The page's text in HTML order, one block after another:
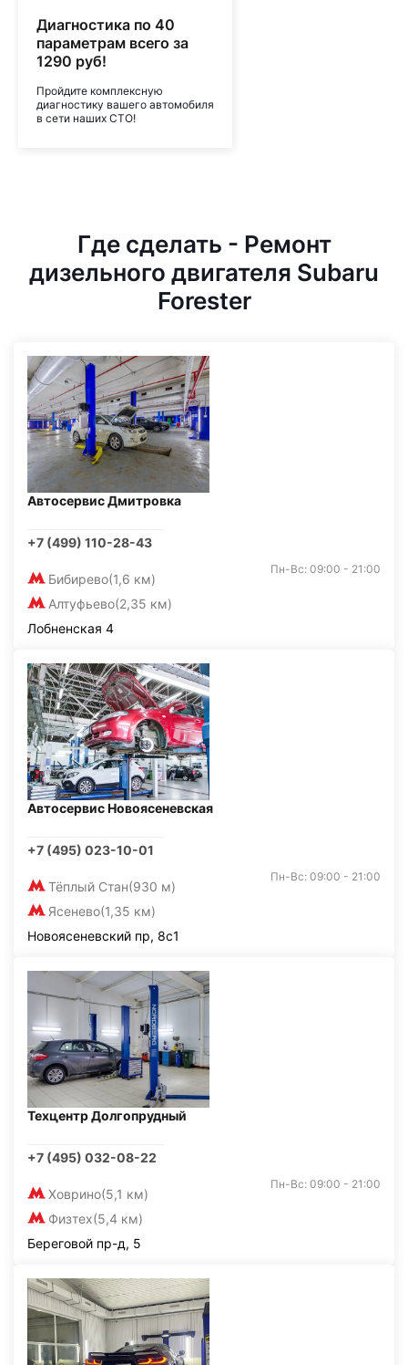
Диагностика по 40
параметрам всего за
1290 руб!
Пройдите комплексную
диагностику вашего автомобиля
в сети наших СТО!
Где сделать - Ремонт
дизельного двигателя Subaru
Forester
Автосервис Дмитровка
+7 (499) 110-28-43
Бибирево(1,6 км)
Алтуфьево(2,35 км)
Пн-Вс: 09:00 - 21:00
Лобненская 4
Автосервис Новоясеневская
+7 (495) 023-10-01
Тёплый Стан(930 м)
Ясенево(1,35 км)
Пн-Вс: 09:00 - 21:00
Новоясеневский пр, 8с1
Техцентр Долгопрудный
+7 (495) 032-08-22
Ховрино(5,1 км)
Физтех(5,4 км)
Пн-Вс: 09:00 - 21:00
Береговой пр-д, 5